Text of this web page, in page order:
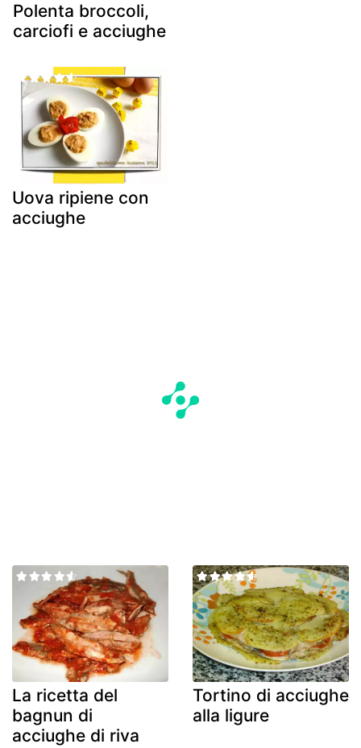
Polenta broccoli,
carciofi e acciughe
Uova ripiene con
acciughe
La ricetta del
bagnun di
acciughe di riva
Tortino di acciughe
alla ligure